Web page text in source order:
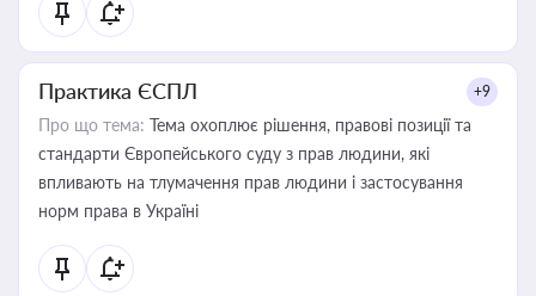
Практика ЄСПЛ +9
Про що тема: Тема охоплює рішення, правові позиції та
стандарти Європейського суду з прав людини, які
впливають на тлумачення прав людини і застосування
норм права в Україні